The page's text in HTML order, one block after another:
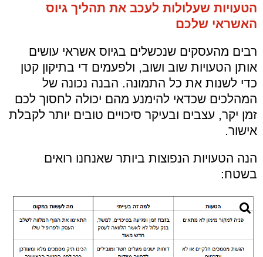
הטעויות שעלולות לעכב את תהליך גיוס
האשראי שלכם
רבים מהעסקים שנכשלים בגיוס אשראי עושים
אותן הטעויות שוב ושוב, ולפעמים די בתיקון קטן
כדי לשנות את כל התמונה. הבנה נכונה של
המהלכים שכדאי להימנע מהם יכולה לחסוך לכם
זמן יקר, עצבים ובעיקר סיכויים טובים יותר לקבלת
אישור.
הנה הטעויות הנפוצות ביותר שאנחנו רואים
בשטח: